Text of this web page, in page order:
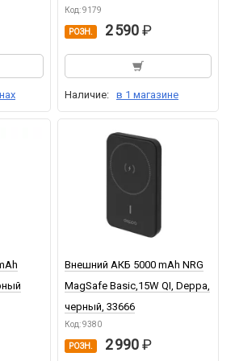
Код: 9179
РОЗН. 2 590
Наличие: в 1 магазине
Внешний АКБ 5000 mAh NRG
MagSafe Basic,15W QI, Deppa,
черный, 33666
Код: 9380
РОЗН. 2 990